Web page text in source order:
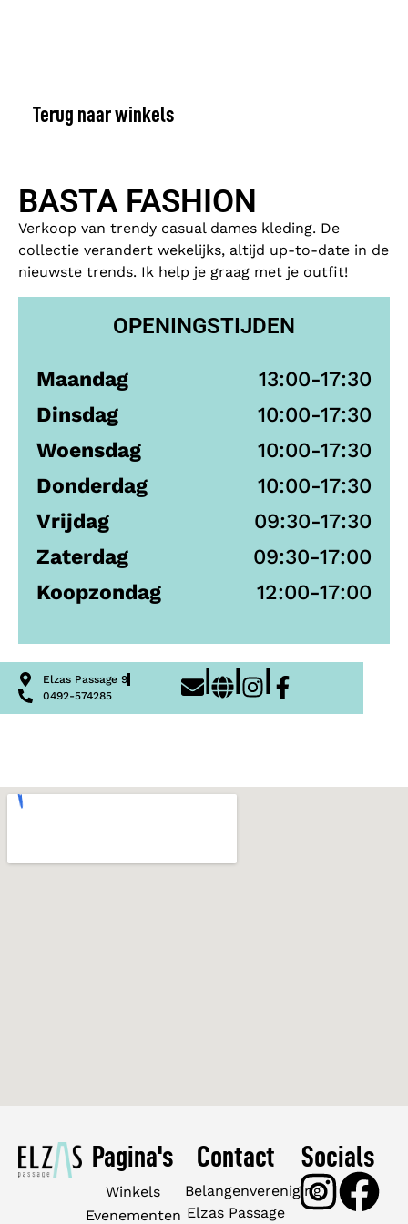
Terug naar winkels
BASTA FASHION
Verkoop van trendy casual dames kleding. De
collectie verandert wekelijks, altijd up-to-date in de
nieuwste trends. Ik help je graag met je outfit!
OPENINGSTIJDEN
Maandag
13:00-17:30
Dinsdag
10:00-17:30
Woensdag
10:00-17:30
Donderdag
10:00-17:30
Vrijdag
09:30-17:30
Zaterdag
09:30-17:00
Koopzondag
12:00-17:00
Elzas Passage 9
0492-574285
|
Pagina's
Winkels
Evenementen
Contact
Belangenvereniging
Elzas Passage
Socials